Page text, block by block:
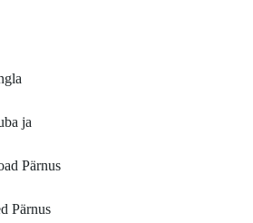
ja
Pärnus
Pärnus